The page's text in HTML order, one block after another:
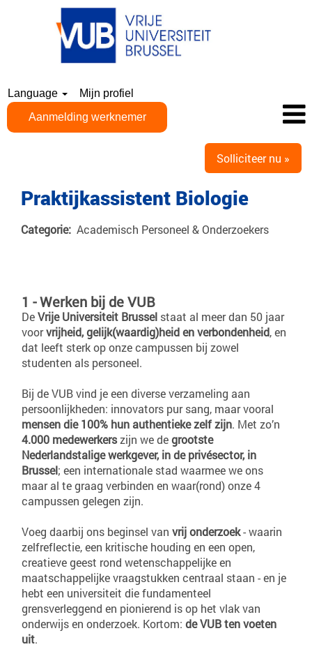
Language
Mijn profiel
Aanmelding werknemer
Solliciteer nu »
Praktijkassistent Biologie
Categorie: Academisch Personeel & Onderzoekers
1 - Werken bij de VUB
DeVrije Universiteit Brussel staat al meer dan 50 jaar
voorvrijheid, gelijk(waardig)heid en verbondenheid, en
dat leeft sterk op onze campussen bij zowel
studenten als personeel.
Bij de VUB vind je een diverse verzameling aan
persoonlijkheden: innovators pur sang, maar vooral
mensen die 100% hun authentieke zelf zijn. Met zo’n
4.000 medewerkerszijn we degrootste
Nederlandstalige werkgever, in de privésector, in
Brussel; een internationale stad waarmee we ons
maar al te graag verbinden en waar(rond) onze 4
campussen gelegen zijn.
Voeg daarbij ons beginsel van vrij onderzoek- waarin
zelfreflectie, een kritische houding en een open,
creatieve geest rond wetenschappelijke en
maatschappelijke vraagstukken centraal staan - en je
hebt een universiteit die fundamenteel
grensverleggend en pionierend is op het vlak van
onderwijs en onderzoek. Kortom: de VUB ten voeten
uit.